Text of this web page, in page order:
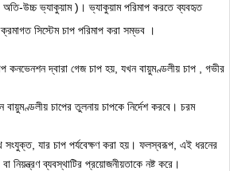
অতি-উচ্চ ভ্যাকুয়াম )। ভ্যাকুয়াম পরিমাপ করতে ব্যবহৃত
সিস্টেম চাপ পরিমাপ করা সম্ভব ।
কনভেনশন দ্বারা গেজ চাপ হয়, যখন বায়ুমণ্ডলীয় চাপ
, গভীর
বায়ুমণ্ডলীয় চাপের তুলনায় চাপকে নির্দেশ করবে। চরম
যার চাপ পর্যবেক্ষণ করা হয়। ফলস্বরূপ, এই ধরনের
নিয়ন্ত্রণ ব্যবস্থাটির প্রয়োজনীয়তাকে নষ্ট করে।